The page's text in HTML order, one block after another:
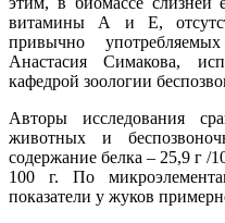
витамины А и Е,
привычно
Анастасия Симакова,
кафедрой зоологии
Авторы исследования
животных и
содержание белка – 25,9 г /
100 г. По
показатели у жуков